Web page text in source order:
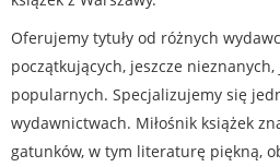
Oferujemy tytuły od różnych
początkujących, jeszcze
popularnych. Specjalizujemy się
wydawnictwach. Miłośnik książek
gatunków, w tym literaturę piękną,